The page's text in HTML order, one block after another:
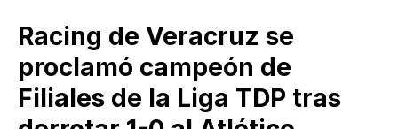
Racing de Veracruz se
proclamó campeón de
Filiales de la Liga TDP tras